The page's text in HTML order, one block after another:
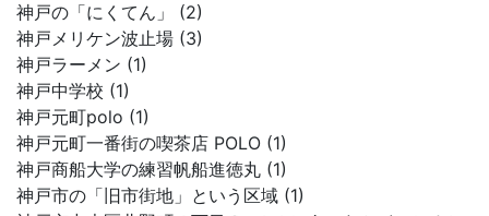
神戸の「にくてん」 (2)
神戸メリケン波止場 (3)
神戸ラーメン (1)
神戸中学校 (1)
神戸元町polo (1)
神戸元町一番街の喫茶店 POLO (1)
神戸商船大学の練習帆船進徳丸 (1)
神戸市の「旧市街地」という区域 (1)